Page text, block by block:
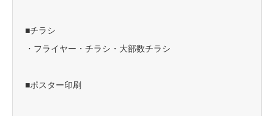
■チラシ
・フライヤー・チラシ・大部数チラシ
■ポスター印刷